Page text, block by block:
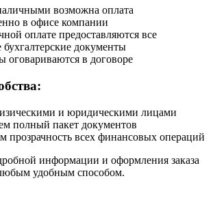
возможна оплата
в офисе компании
оплате предоставляются все
документы
оговариваются в договоре
и юридическими лицами
полный пакет документов
прозрачность всех финансовых операций
информации и оформления заказа
удобным способом.